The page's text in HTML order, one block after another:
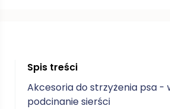
Spis treści
Akcesoria do strzyżenia psa -
podcinanie sierści